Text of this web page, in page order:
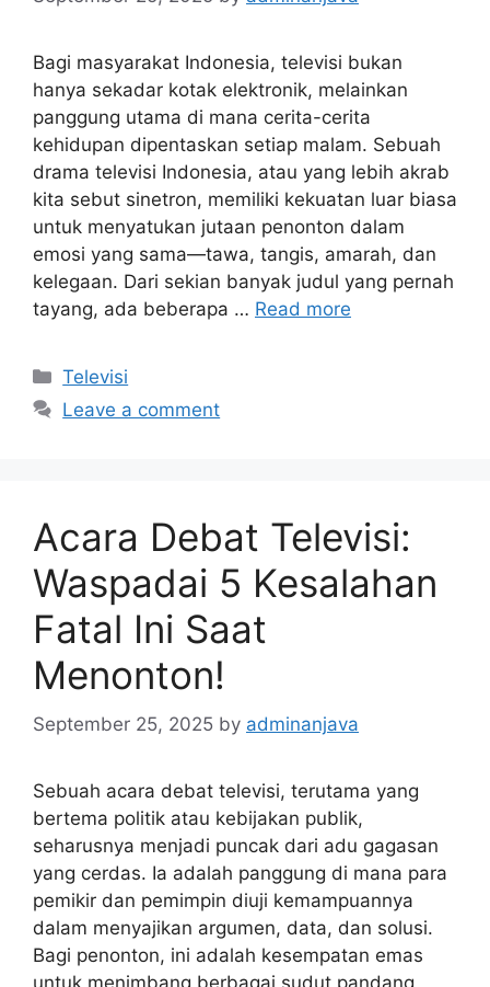
Bagi masyarakat Indonesia, televisi bukan
hanya sekadar kotak elektronik, melainkan
panggung utama di mana cerita-cerita
kehidupan dipentaskan setiap malam. Sebuah
drama televisi Indonesia, atau yang lebih akrab
kita sebut sinetron, memiliki kekuatan luar biasa
untuk menyatukan jutaan penonton dalam
emosi yang sama—tawa, tangis, amarah, dan
kelegaan. Dari sekian banyak judul yang pernah
tayang, ada beberapa … Read more
Categories
Televisi
Leave a comment
Acara Debat Televisi:
Waspadai 5 Kesalahan
Fatal Ini Saat
Menonton!
September 25, 2025 by adminanjava
Sebuah acara debat televisi, terutama yang
bertema politik atau kebijakan publik,
seharusnya menjadi puncak dari adu gagasan
yang cerdas. Ia adalah panggung di mana para
pemikir dan pemimpin diuji kemampuannya
dalam menyajikan argumen, data, dan solusi.
Bagi penonton, ini adalah kesempatan emas
untuk menimbang berbagai sudut pandang